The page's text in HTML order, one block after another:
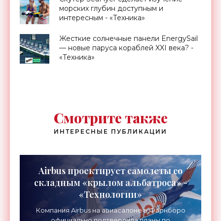
морских глубин доступным и
интересным - «Техника»
Жесткие солнечные панели EnergySail
— новые паруса кораблей XXI века? -
«Техника»
Смотрите также
ИНТЕРЕСНЫЕ ПУБЛИКАЦИИ
Airbus проектирует самолеты со
складным «крылом альбатроса» -
«Технологии»
Компания Airbus на авиасалоне в Фарнборо